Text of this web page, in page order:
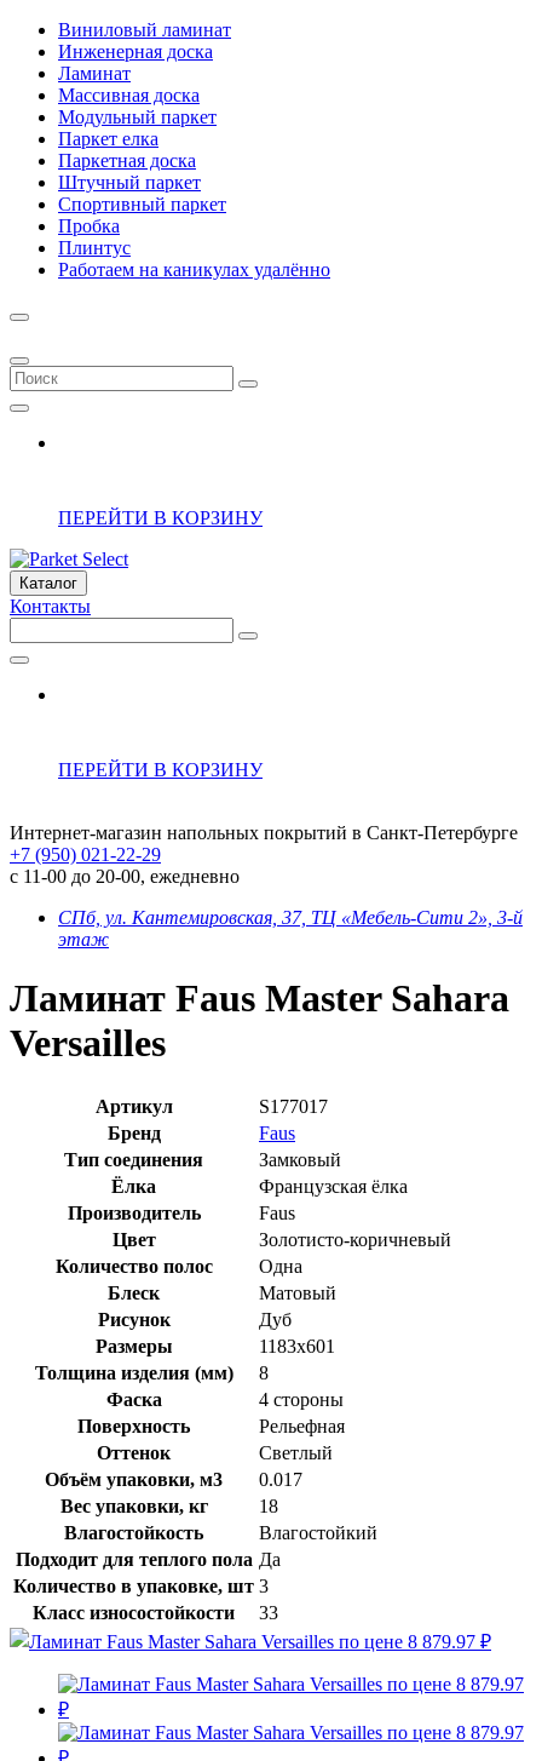
Виниловый ламинат
Инженерная доска
Ламинат
Массивная доска
Модульный паркет
Паркет елка
Паркетная доска
Штучный паркет
Спортивный паркет
Пробка
Плинтус
Работаем на каникулах удалённо
ПЕРЕЙТИ В КОРЗИНУ
Каталог
Контакты
ПЕРЕЙТИ В КОРЗИНУ
Интернет-магазин напольных покрытий в Санкт-Петербурге
+7 (950) 021-22-29
с 11-00 до 20-00, ежедневно
СПб, ул. Кантемировская, 37, ТЦ «Мебель-Сити 2», 3-й
этаж
Ламинат Faus Master Sahara
Versailles
Артикул
S177017
Бренд
Faus
Тип соединения
Замковый
Ёлка
Французская ёлка
Производитель
Faus
Цвет
Золотисто-коричневый
Количество полос
Одна
Блеск
Матовый
Рисунок
Дуб
Размеры
1183x601
Толщина изделия (мм)
8
Фаска
4 стороны
Поверхность
Рельефная
Оттенок
Светлый
Объём упаковки, м3
0.017
Вес упаковки, кг
18
Влагостойкость
Влагостойкий
Подходит для теплого пола Да
Количество в упаковке, шт 3
Класс износостойкости
33